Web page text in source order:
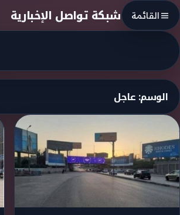
Skip to contentشبكة تواصل الإخبارية القائمة
الوسم:عاجل